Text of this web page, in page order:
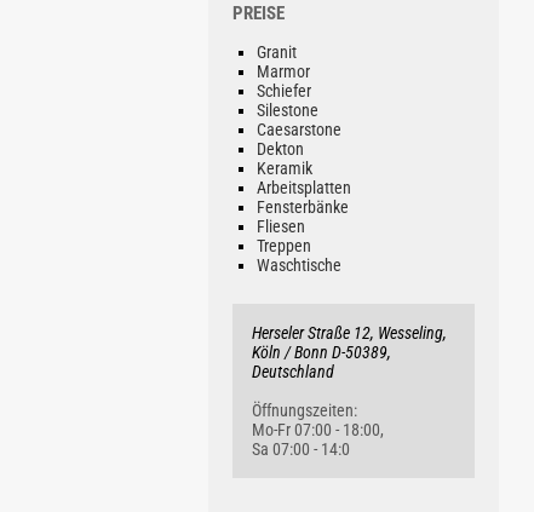
Indian Teak
Preis auf Anfrage!
Black & Gold
Ab 115.79 €/lfm
PREISE
Granit
Marmor
Schiefer
Silestone
Caesarstone
Dekton
Keramik
Arbeitsplatten
Fensterbänke
Fliesen
Treppen
Waschtische
Herseler Straße 12, Wesseling,
Köln / Bonn D-50389,
Deutschland
Öffnungszeiten:
Mo-Fr 07:00 - 18:00,
Sa 07:00 - 14:0